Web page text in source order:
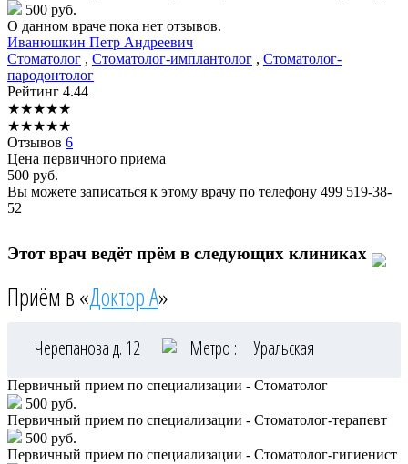
500 руб.
О данном враче пока нет отзывов.
Иванюшкин Петр Андреевич
Стоматолог , Стоматолог-имплантолог , Стоматолог-
пародонтолог
Рейтинг 4.44
★★★★★
★★★★★
Отзывов 6
Цена первичного приема
500 руб.
Вы можете записаться к этому врачу по телефону 499 519-38-
52
Этот врач ведёт прём в следующих клиниках
Приём в «Доктор А»
Черепанова д. 12 Метро : Уральская
Первичный прием по специализации - Стоматолог
500 руб.
Первичный прием по специализации - Стоматолог-терапевт
500 руб.
Первичный прием по специализации - Стоматолог-гигиенист